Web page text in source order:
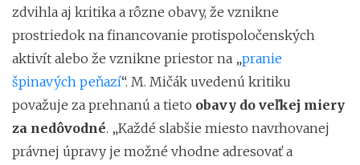
zdvihla aj kritika a rôzne obavy, že vznikne
prostriedok na financovanie protispoločenských
aktivít alebo že vznikne priestor na „pranie
špinavých peňazí“. M. Mičák uvedenú kritiku
považuje za prehnanú a tieto obavy do veľkej miery
za nedôvodné. „Každé slabšie miesto navrhovanej
právnej úpravy je možné vhodne adresovať a